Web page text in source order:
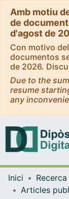
Amb motiu
de
d'agost de
Con motivo
documentos
de 2026.
Due to the
resume
any
Inici Recerca